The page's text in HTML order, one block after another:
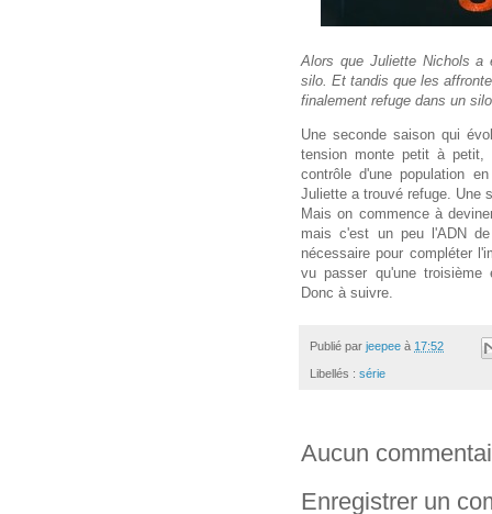
Alors que Juliette Nichols a
silo. Et tandis que les
finalement refuge dans un
Une seconde saison qui
tension monte petit à
contrôle d'une population
Juliette a trouvé refuge. Une
Mais on commence à
mais c'est un peu l'ADN
nécessaire pour compléter
vu passer qu'une troisième
Donc à suivre.
Publié par jeepee à 17:52
Libellés : série
Aucun
Enregistrer un